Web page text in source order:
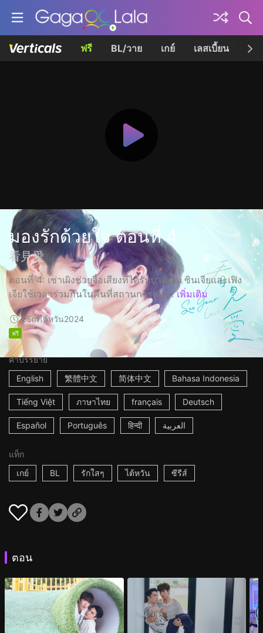
ฟรี BL/วาย เกย์ เลสเบี้ยน เค
มองรักด้วยใจ ตอนที่ 4
看見愛
ตอนที่ 4: เซ่าเผิงช่วยจื่อเสียงที่ได้รับบาดเจ็บ ซินเจียและเฟิง
เจียใช้เวลาร่วมกันในคืนที่สถานการณ์ผิ... เพิ่มเติม
25mไต้หวัน2024
ฟรี
คำบรรยาย
English
繁體中文 简体中文 Bahasa Indonesia
Tiếng Việt ภาษาไทย français Deutsch
Español Português हिन्दी العربية
แท็ก
เกย์
BL รักใสๆ ไต้หวัน ซีรีส์
ตอน